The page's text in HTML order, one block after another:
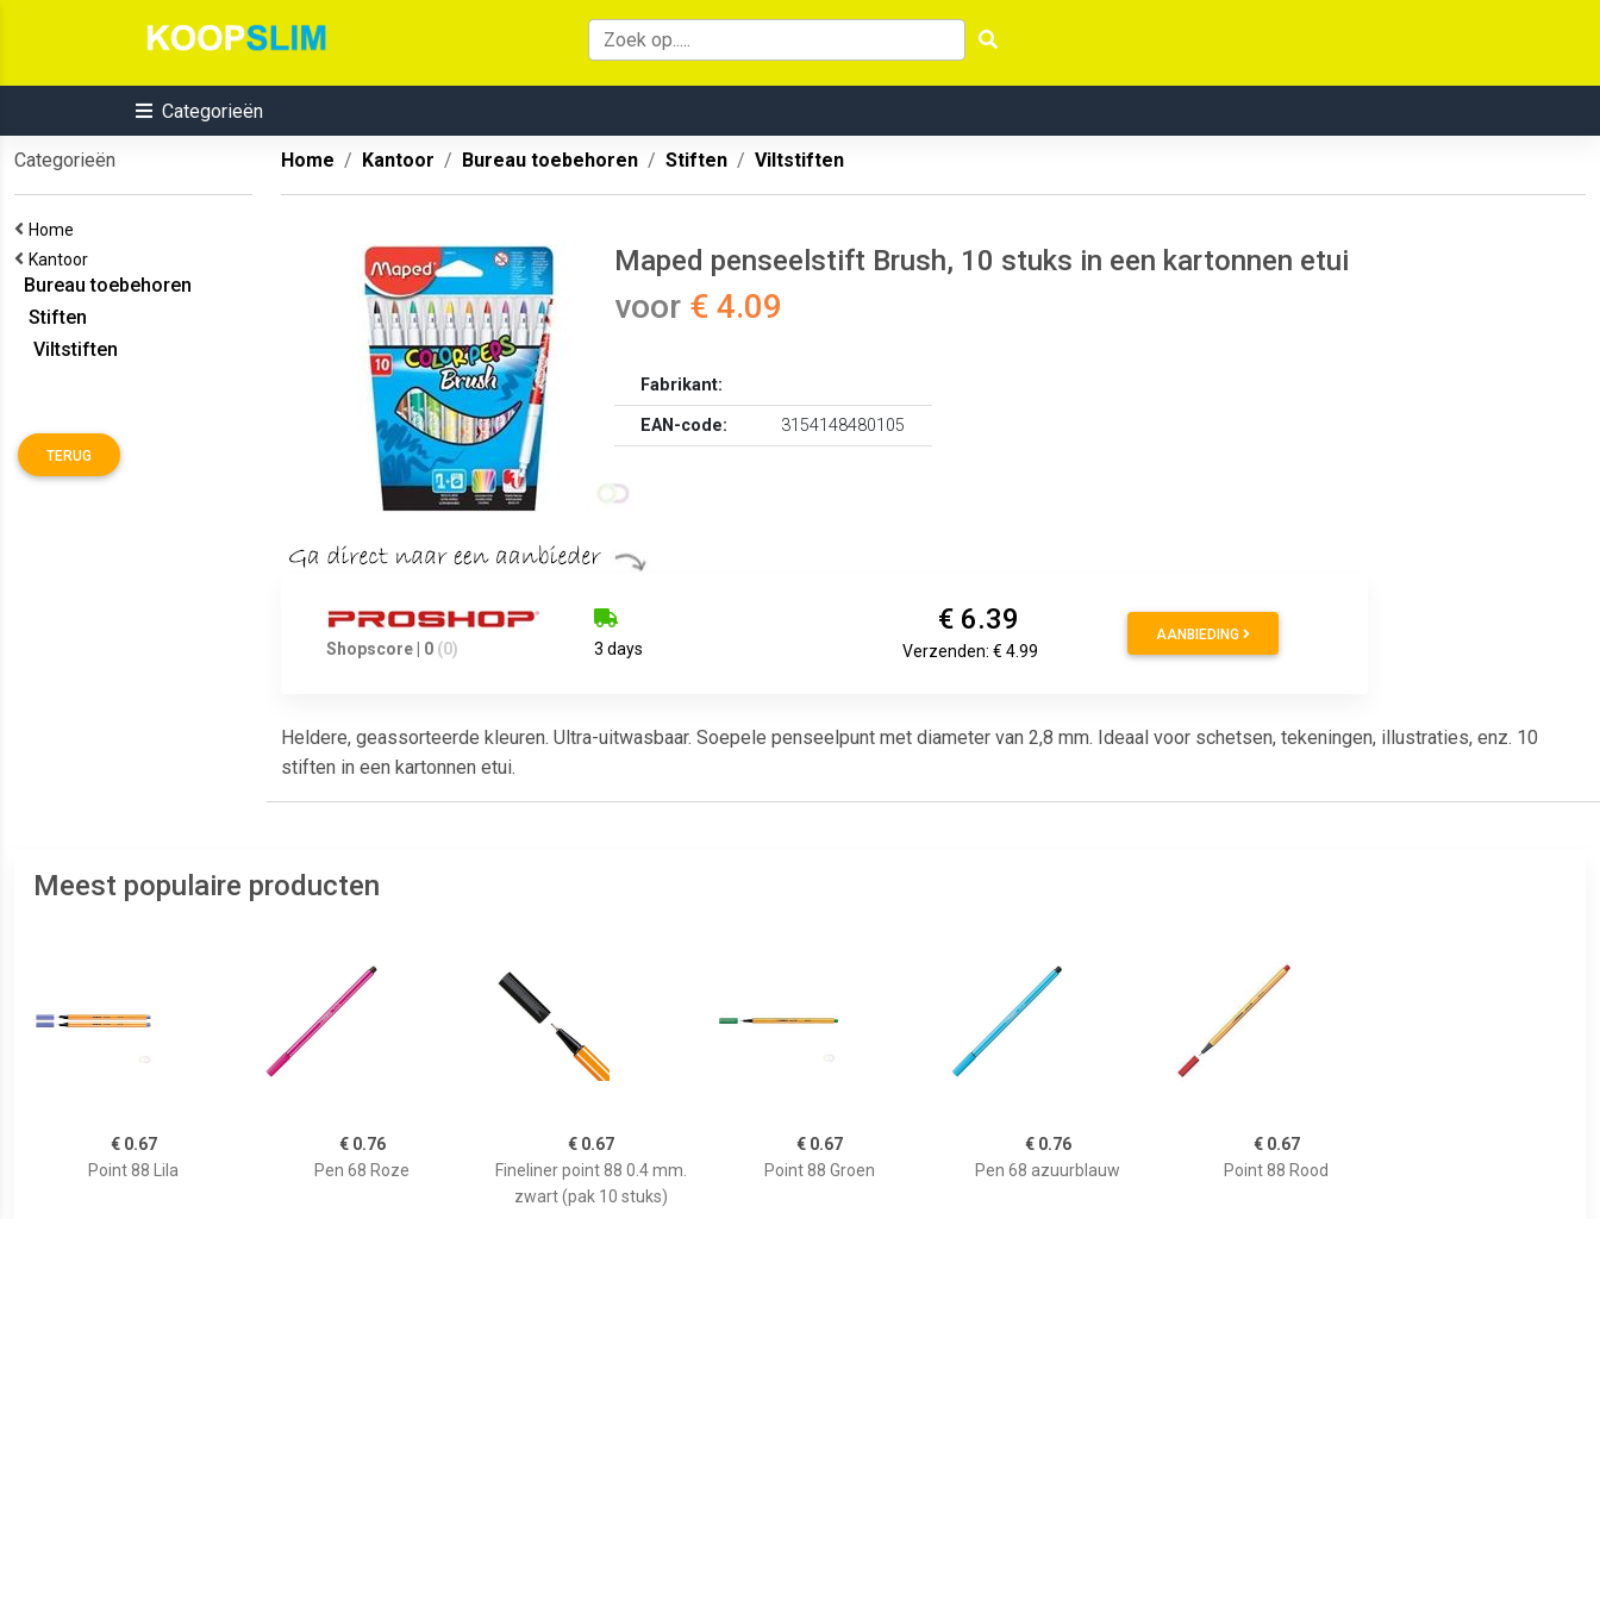
Categorieën
Categorieën
Home
Kantoor
Bureau toebehoren
Stiften
Viltstiften
TERUG
Home Kantoor Bureau toebehoren Stiften Viltstiften
Maped penseelstift Brush, 10 stuks in een kartonnen etui
voor € 4.09
Fabrikant:
EAN-code:
3154148480105
Shopscore | 0 (0) 3 days
€ 6.39
Verzenden: € 4.99
AANBIEDING
Heldere, geassorteerde kleuren. Ultra-uitwasbaar. Soepele penseelpunt met diameter van 2,8 mm. Ideaal voor schetsen, tekeningen, illustraties, enz. 10
stiften in een kartonnen etui.
Meest populaire producten
€ 0.67
Point 88 Lila
€ 0.76
Pen 68 Roze
€ 0.67
Fineliner point 88 0.4 mm.
zwart (pak 10 stuks)
€ 0.67
Point 88 Groen
€ 0.76
Pen 68 azuurblauw
€ 0.67
Point 88 Rood